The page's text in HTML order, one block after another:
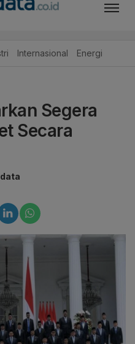
Internasional Energi
Segera
Secara